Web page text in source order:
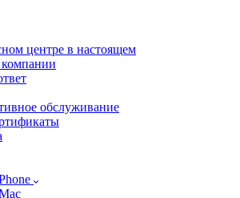
центре в настоящем
обслуживание